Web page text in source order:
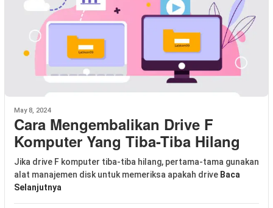
May 8, 2024
Cara Mengembalikan Drive F
Komputer Yang Tiba-Tiba Hilang
Jika drive F komputer tiba-tiba hilang, pertama-tama gunakan
alat manajemen disk untuk memeriksa apakah drive Baca
Selanjutnya